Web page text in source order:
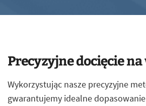
Precyzyjne docięcie
Wykorzystując nasze precyzyjne
gwarantujemy idealne